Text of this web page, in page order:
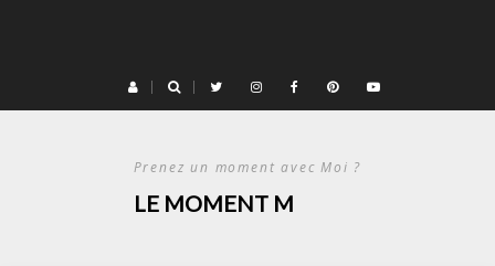
Prenez un moment avec Moi ?
LE MOMENT M